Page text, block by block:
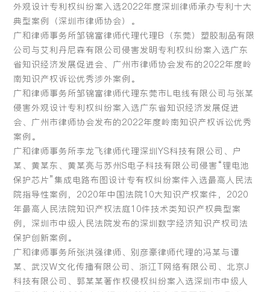
外观设计专利权纠纷案入选2022年度深圳律师承办专利十大
典型案例（深圳市律师协会）。
广和律师事务所邹锦富律师代理代理B（东莞）塑胶制品有限
公司与艾利丹尼森有限公司侵害发明专利权纠纷案入选广东
省知识经济发展促进会、广州市律师协会发布的2022年度岭
南知识产权诉讼优秀涉外案例。
广和律师事务所邹锦富律师代理东莞市L电线有限公司与张某
侵害外观设计专利权纠纷案入选广东省知识经济发展促进
会、广州市律师协会发布的2022年度岭南知识产权诉讼优秀
案例。
广和律师事务所李龙飞律师代理深圳YS科技有限公司、户
某、黄某东、黄某亮与苏州S电子科技有限公司侵害“锂电池
保护芯片”集成电路布图设计专有权纠纷案件入选最高人民法
院指导性案例，2020年中国法院10大知识产权案件，2020
年最高人民法院知识产权法庭10件技术类知识产权典型案
例，深圳市中级人民法院发布的深圳数字经济知识产权司法
保护创新案例。
广和律师事务所张洪强律师、别彦豪律师代理的冯某与谭
某、武汉W文化传播有限公司、浙江T网络有限公司、北京J
科技有限公司、郭某某著作权侵权纠纷案入选深圳市中级人